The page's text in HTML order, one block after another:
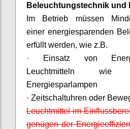
Beleuchtungstechnik und
Im Betrieb müssen
einer energiesparenden
erfüllt werden, wie z.B.
· Einsatz von
Leuchtmitteln wie
Energiesparlampen
· Zeitschaltuhren oder
Leuchtmittel im
genügen der